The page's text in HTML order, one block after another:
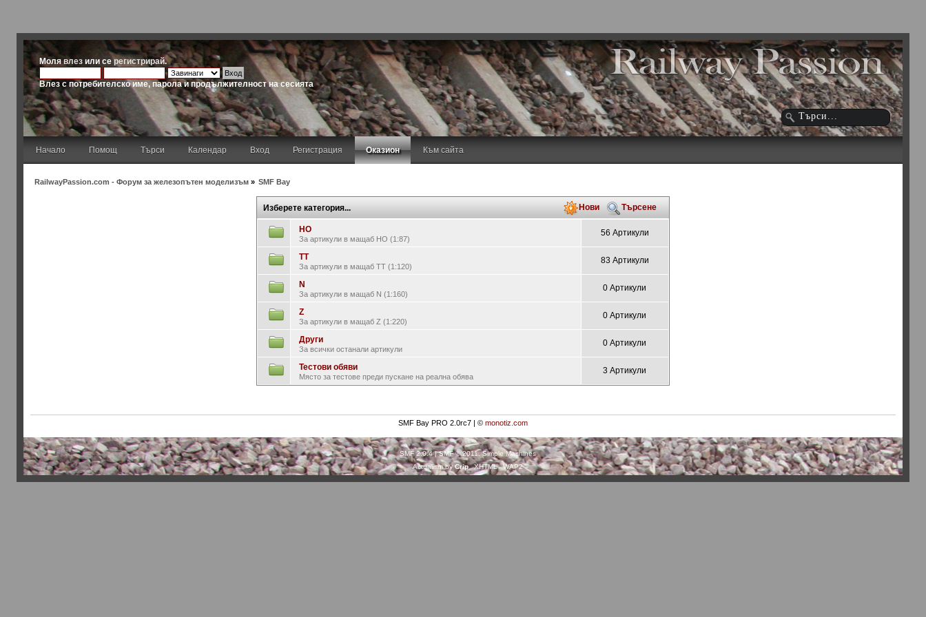
Молявлез или серегистрирай.
Влез с потребителско име, парола и продължителност на сесията
Начало Помощ Търси Календар Вход Регистрация Оказион Към сайта
RailwayPassion.com - Форум за железопътен моделизъм» SMF Bay
Изберете категория... Нови Търсене
HO
За артикули в мащаб HO (1:87)
56 Артикули
TT
За артикули в мащаб TT (1:120)
83 Артикули
N
За артикули в мащаб N (1:160)
0 Артикули
Z
За артикули в мащаб Z (1:220)
0 Артикули
Други
За всички останали артикули
0 Артикули
Тестови обяви
Място за тестове преди пускане на реална обява
3 Артикули
SMF Bay PRO 2.0rc7 | © monotiz.com
SMF 2.0.4|SMF © 2011,Simple Machines
Actualism byCrip XHTML WAP2